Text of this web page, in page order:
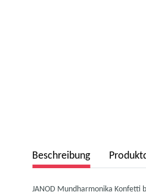
Beschreibung
JANOD Mundharmonika Konfetti